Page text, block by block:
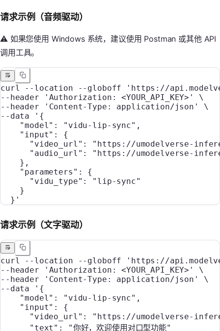
请求示例（音频驱动）
⚠️ 如果您使用 Windows 系统，建议使用 Postman 或其他 API
调用工具。
curl --location --globoff 'https://
--header
'Authorization: <YOUR_API_KEY>'
\
--header
'Content-Type: application/json'
\
--data
'{
    "model": "vidu-lip-sync",
    "input": {
"video_url": "https://umodelverse-
"audio_url": "https://umodelverse-
    },
    "parameters": {
      "vidu_type": "lip-sync"
    }
  }'
请求示例（文字驱动）
curl --location --globoff 'https://
--header
'Authorization: <YOUR_API_KEY>'
\
--header
'Content-Type: application/json'
\
--data
'{
    "model": "vidu-lip-sync",
    "input": {
"video_url": "https://umodelverse-
      "text": "你好，欢迎使用对口型功能"